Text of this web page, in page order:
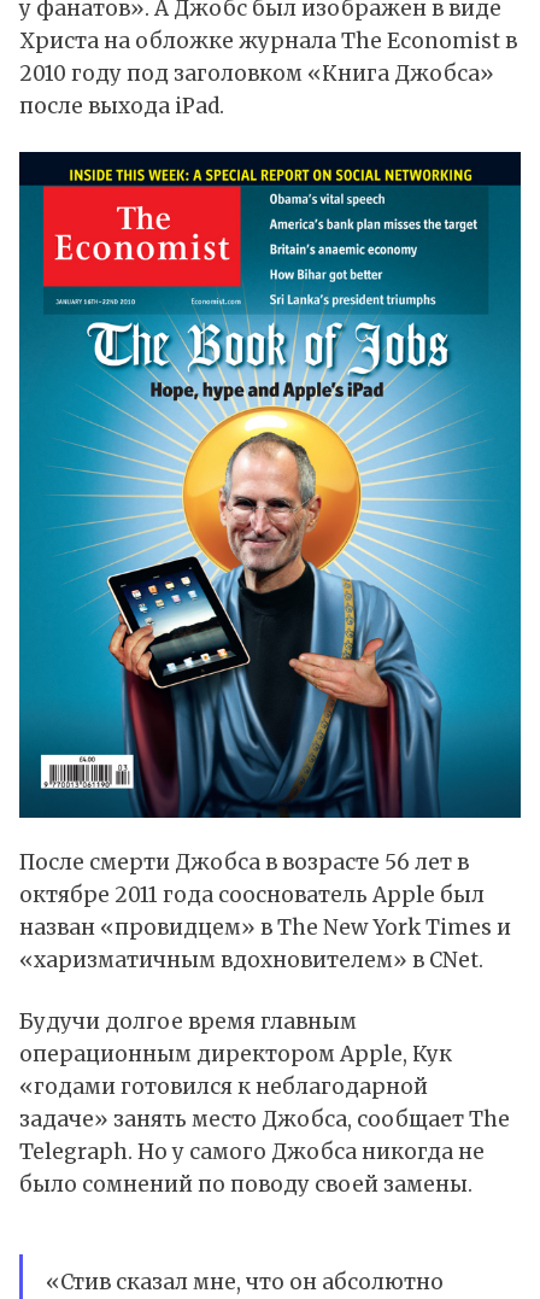
у фанатов». А Джобс был изображен в виде
Христа на обложке журнала The Economist в
2010 году под заголовком «Книга Джобса»
после выхода iPad.
После смерти Джобса в возрасте 56 лет в
октябре 2011 года сооснователь Apple был
назван «провидцем» в The New York Times и
«харизматичным вдохновителем» в CNet.
Будучи долгое время главным
операционным директором Apple, Кук
«годами готовился к неблагодарной
задаче» занять место Джобса, сообщает The
Telegraph. Но у самого Джобса никогда не
было сомнений по поводу своей замены.
«Стив сказал мне, что он абсолютно